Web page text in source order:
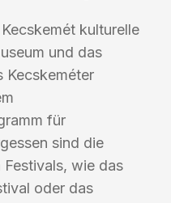
kulturelle
und das
Kecskeméter
für
sind die
wie das
oder das